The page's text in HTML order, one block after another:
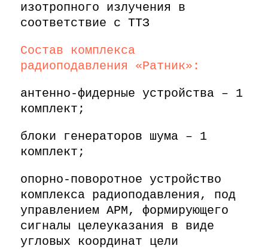
изотропного излучения в
соответствие с ТТЗ
Состав комплекса
радиоподавления «Ратник»:
антенно-фидерные устройства – 1
комплект;
блоки генераторов шума – 1
комплект;
опорно-поворотное устройство
комплекса радиоподавления, под
управлением АРМ, формирующего
сигналы целеуказания в виде
угловых координат цели